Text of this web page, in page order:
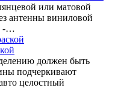
или матовой
антенны виниловой
-…
должен быть
подчеркивают
целостный